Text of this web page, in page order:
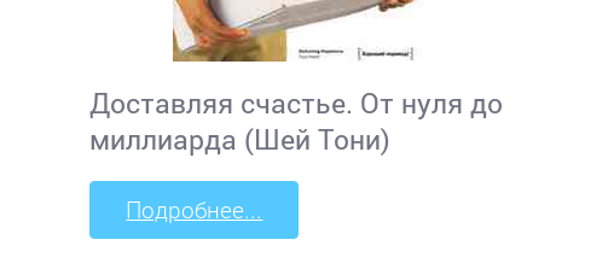
Доставляя счастье. От нуля до
миллиарда (Шей Тони)
Подробнее...